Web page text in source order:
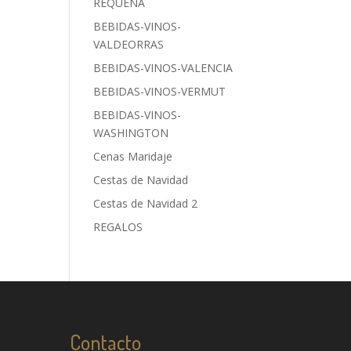
BEBIDAS-VINOS-
VALDEORRAS
BEBIDAS-VINOS-VALENCIA
BEBIDAS-VINOS-VERMUT
BEBIDAS-VINOS-
WASHINGTON
Cenas Maridaje
Cestas de Navidad
Cestas de Navidad 2
REGALOS
Contacto